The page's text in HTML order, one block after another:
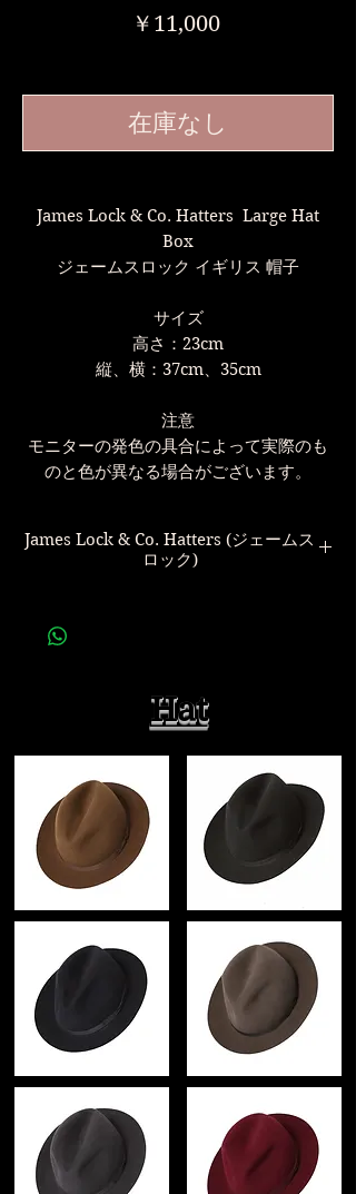
￥11,000価
在庫なし
James Lock & Co. Hatters Large Hat
Box
ジェームスロック イギリス 帽子
サイズ
高さ：23cm
縦、横：37cm、35cm
注意
モニターの発色の具合によって実際のも
のと色が異なる場合がございます。
James Lock & Co. Hatters (ジェームス
ロック)
ロンドンで親しまれている
1676年以前に創業されたブランドです。
プリンス・オブ・ウェールズ殿下、エデ
ィンバラ公
帽子では唯一、２つのロイヤルワラント
の称号を持ち
古くは、ネルソン提督、チャーチル首
チャップリン、オスカーワイルド、ダイ
ジョン・レノンなど
現在ではデビッドベッカム、ジョニーデ
国内では、梨花など
英国王室御用達の帽子ブランドです。
Hat